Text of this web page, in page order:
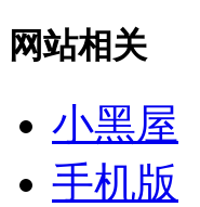
网站相关
小黑屋
手机版